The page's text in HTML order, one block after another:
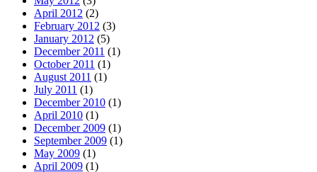
April 2012 (2)
February 2012 (3)
January 2012 (5)
December 2011 (1)
October 2011 (1)
August 2011 (1)
July 2011 (1)
December 2010 (1)
April 2010 (1)
December 2009 (1)
September 2009 (1)
May 2009 (1)
April 2009 (1)